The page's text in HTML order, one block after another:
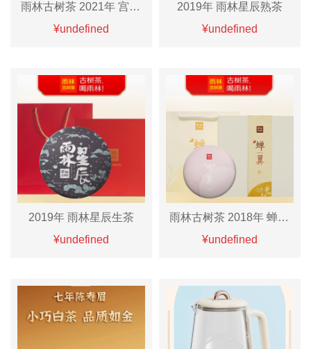
雨林古树茶 2021年 宫廷贡饼熟茶
¥undefined
2019年 雨林星辰熟茶
¥undefined
2019年 雨林星辰生茶
¥undefined
雨林古树茶 2018年 蝉翼生茶/熟「甜」
¥undefined